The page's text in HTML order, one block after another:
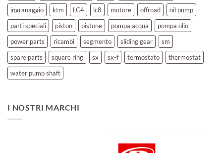
ingranaggio
ktm LC4 lc8 motore offroad
oil pump
parti speciali
piston pistone pompa acqua
pompa olio
power parts
ricambi segmento sliding gear
sm
spare parts
square ring sx sx-f termostato
thermostat
water pump shaft
I NOSTRI MARCHI